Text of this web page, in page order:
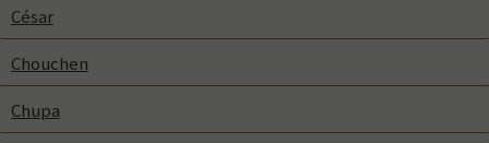
César
Chouchen
Chupa